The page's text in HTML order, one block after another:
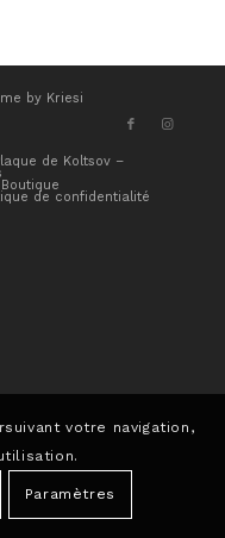
by Kriesi
de Koltsov –
Boutique
de confidentialité
votre navigation,
Paramètres